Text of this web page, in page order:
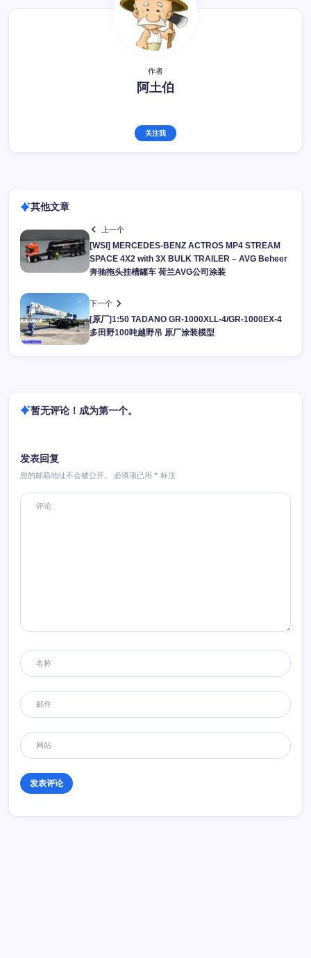
作者
阿土伯
关注我
其他文章
上一个
[WSI] MERCEDES-BENZ ACTROS MP4 STREAM
SPACE 4X2 with 3X BULK TRAILER – AVG Beheer
奔驰拖头挂槽罐车 荷兰AVG公司涂装
下一个
[原厂]1:50 TADANO GR-1000XLL-4/GR-1000EX-4
多田野100吨越野吊 原厂涂装模型
暂无评论！成为第一个。
发表回复
您的邮箱地址不会被公开。 必填项已用 * 标注